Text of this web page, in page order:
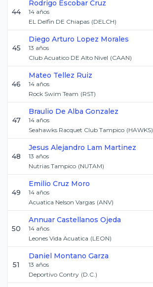
44
Rodrigo Escobar Cruz
14 años
EL Delfin DE Chiapas (DELCH)
45
Diego Arturo Lopez Morales
13 años
Club Acuatico DE Alto Nivel (CAAN)
46
Mateo Tellez Ruiz
14 años
Rock Swim Team (RST)
47
Braulio De Alba Gonzalez
14 años
Seahawks Racquet Club Tampico (HAWKS)
48
Jesus Alejandro Lam Martinez
13 años
Nutrias Tampico (NUTAM)
49
Emilio Cruz Moro
14 años
Acuatica Nelson Vargas (ANV)
50
Annuar Castellanos Ojeda
14 años
Leones Vida Acuatica (LEON)
51
Daniel Montano Garza
13 años
Deportivo Contry (D.C.)